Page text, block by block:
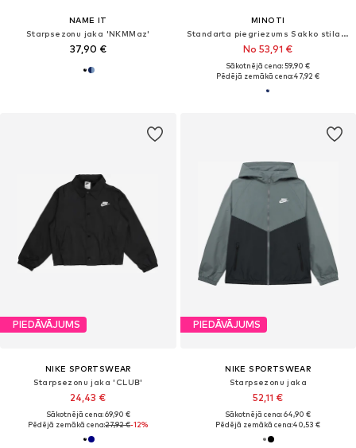
NAME IT
Starpsezonu jaka 'NKMMaz'
37,90 €
MINOTI
Standarta piegriezums Sakko stila žakete
No 53,91 €
Sākotnējā cena: 59,90 €
Pēdējā zemākā cena:47,92 €
PIEDĀVĀJUMS
NIKE SPORTSWEAR
Starpsezonu jaka 'CLUB'
24,43 €
Sākotnējā cena: 69,90 €
Pēdējā zemākā cena:27,92 €-12%
PIEDĀVĀJUMS
NIKE SPORTSWEAR
Starpsezonu jaka
52,11 €
Sākotnējā cena: 64,90 €
Pēdējā zemākā cena:40,53 €